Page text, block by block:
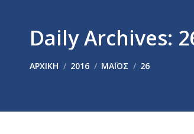
Daily Archives:
ΑΡΧΙΚΉ 2016 ΜΆΙΟΣ 26